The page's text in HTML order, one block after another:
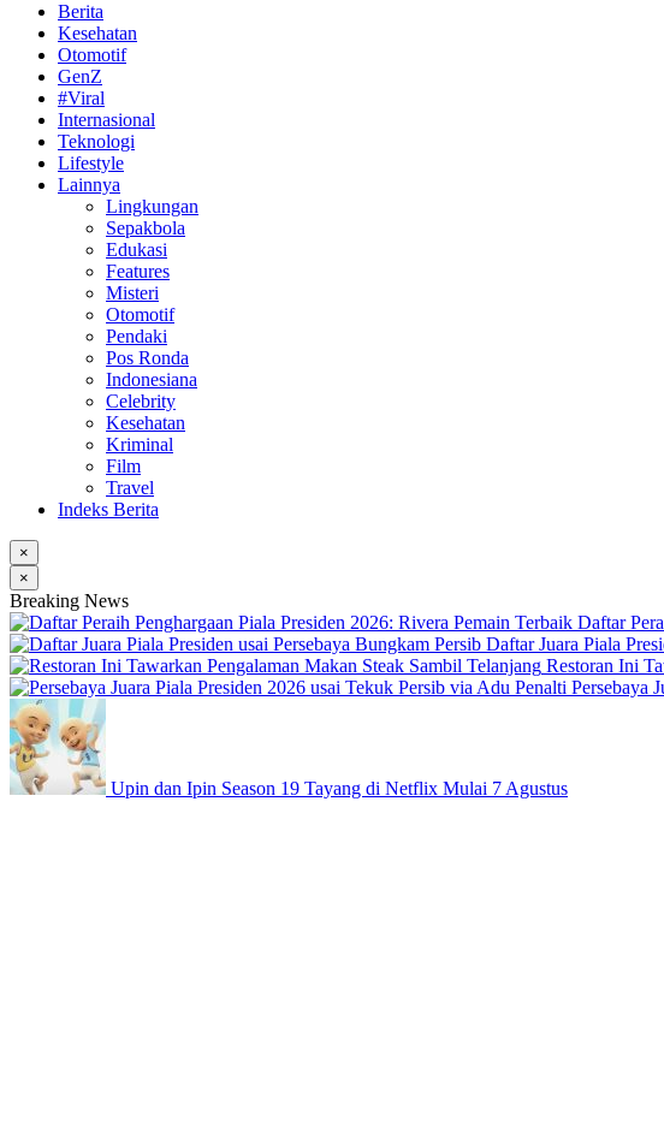
Berita
Kesehatan
Otomotif
GenZ
#Viral
Internasional
Teknologi
Lifestyle
Lainnya
Lingkungan
Sepakbola
Edukasi
Features
Misteri
Otomotif
Pendaki
Pos Ronda
Indonesiana
Celebrity
Kesehatan
Kriminal
Film
Travel
Indeks Berita
×
×
Breaking News
Daftar
Daftar Juara Piala
Restoran Ini
Persebaya
Upin dan Ipin Season 19 Tayang di Netflix Mulai 7 Agustus